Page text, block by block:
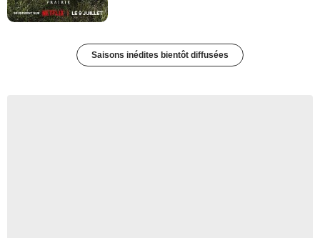
Saisons inédites bientôt diffusées